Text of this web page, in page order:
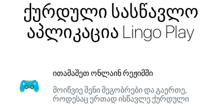
ქურდული სასწავლო
აპლიკაცია Lingo Play
ითამაშეთ ონლაინ რეჟიმში
მოიწვიე შენი მეგობრები და გაერთე,
როდესაც ერთად ისწავლე ქურდული